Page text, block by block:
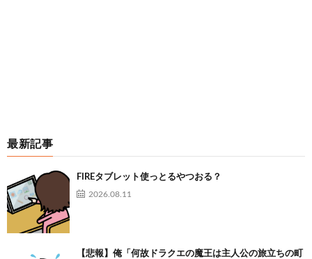
最新記事
FIREタブレット使っとるやつおる？
2026.08.11
【悲報】俺「何故ドラクエの魔王は主人公の旅立ちの町